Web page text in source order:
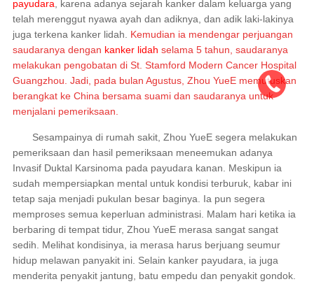
payudara , karena adanya sejarah kanker dalam keluarga yang
telah merenggut nyawa ayah dan adiknya, dan adik laki-lakinya
juga terkena kanker lidah.
Kemudian ia mendengar perjuangan
saudaranya dengan kanker lidah selama 5 tahun, saudaranya
melakukan pengobatan di St. Stamford Modern Cancer Hospital
Guangzhou. Jadi, pada bulan Agustus, Zhou YueE memutuskan
berangkat ke China bersama suami dan saudaranya untuk
menjalani pemeriksaan.
Sesampainya di rumah sakit, Zhou YueE segera melakukan
pemeriksaan dan hasil pemeriksaan meneemukan adanya
Invasif Duktal Karsinoma pada payudara kanan. Meskipun ia
sudah mempersiapkan mental untuk kondisi terburuk, kabar ini
tetap saja menjadi pukulan besar baginya. Ia pun segera
memproses semua keperluan administrasi. Malam hari ketika ia
berbaring di tempat tidur, Zhou YueE merasa sangat sangat
sedih. Melihat kondisinya, ia merasa harus berjuang seumur
hidup melawan panyakit ini. Selain kanker payudara, ia juga
menderita penyakit jantung, batu empedu dan penyakit gondok.